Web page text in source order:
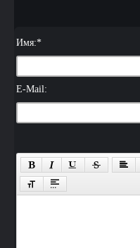
Имя:*
E-Mail: